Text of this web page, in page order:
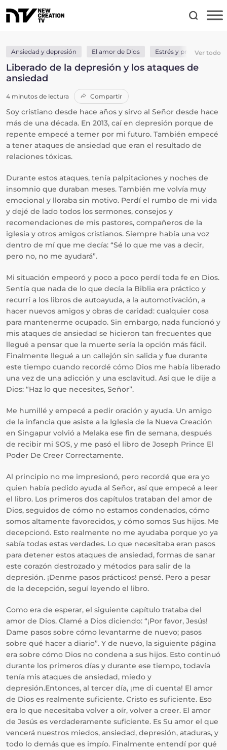
Ansiedad y depresión El amor de Dios Estrés y preocupación
Ver todo
Liberado de la depresión y los ataques de
ansiedad
4 minutos de lectura Compartir
Soy cristiano desde hace años y sirvo al Señor desde hace
más de una década. En 2013, caí en depresión porque de
repente empecé a temer por mi futuro. También empecé
a tener ataques de ansiedad que eran el resultado de
relaciones tóxicas.
Durante estos ataques, tenía palpitaciones y noches de
insomnio que duraban meses. También me volvía muy
emocional y lloraba sin motivo. Perdí el rumbo de mi vida
y dejé de lado todos los sermones, consejos y
recomendaciones de mis pastores, compañeros de la
iglesia y otros amigos cristianos. Siempre había una voz
dentro de mí que me decía: “Sé lo que me vas a decir,
pero no, no me ayudará”.
Mi situación empeoró y poco a poco perdí toda fe en Dios.
Sentía que nada de lo que decía la Biblia era práctico y
recurrí a los libros de autoayuda, a la automotivación, a
hacer nuevos amigos y obras de caridad: cualquier cosa
para mantenerme ocupado. Sin embargo, nada funcionó y
mis ataques de ansiedad se hicieron tan frecuentes que
llegué a pensar que la muerte sería la opción más fácil.
Finalmente llegué a un callejón sin salida y fue durante
este tiempo cuando recordé cómo Dios me había liberado
una vez de una adicción y una esclavitud. Así que le dije a
Dios: “Haz lo que necesites, Señor”.
Me humillé y empecé a pedir oración y ayuda. Un amigo
de la infancia que asiste a la Iglesia de la Nueva Creación
en Singapur volvió a Melaka ese fin de semana, después
de recibir mi SOS, y me pasó el libro de Joseph Prince El
Poder De Creer Correctamente.
Al principio no me impresionó, pero recordé que era yo
quien había pedido ayuda al Señor, así que empecé a leer
el libro. Los primeros dos capítulos trataban del amor de
Dios, seguidos de cómo no estamos condenados, cómo
somos altamente favorecidos, y cómo somos Sus hijos. Me
decepcionó. Esto realmente no me ayudaba porque yo ya
sabía todas estas verdades. Lo que necesitaba eran pasos
para detener estos ataques de ansiedad, formas de sanar
este corazón destrozado y métodos para salir de la
depresión. ¡Denme pasos prácticos! pensé. Pero a pesar
de la decepción, seguí leyendo el libro.
Como era de esperar, el siguiente capítulo trataba del
amor de Dios. Clamé a Dios diciendo: “¡Por favor, Jesús!
Dame pasos sobre cómo levantarme de nuevo; pasos
sobre qué hacer a diario”. Y de nuevo, la siguiente página
era sobre cómo Dios no condena a sus hijos. Esto continuó
durante los primeros días y durante ese tiempo, todavía
tenía mis ataques de ansiedad, miedo y
depresión.Entonces, al tercer día, ¡me di cuenta! El amor
de Dios es realmente suficiente. Cristo es suficiente. Eso
era lo que necesitaba volver a oír, volver a creer. El amor
de Jesús es verdaderamente suficiente. Es Su amor el que
vencerá nuestros miedos, ansiedad, depresión, ataduras, y
todo lo demás que es impío. Finalmente entendí por qué